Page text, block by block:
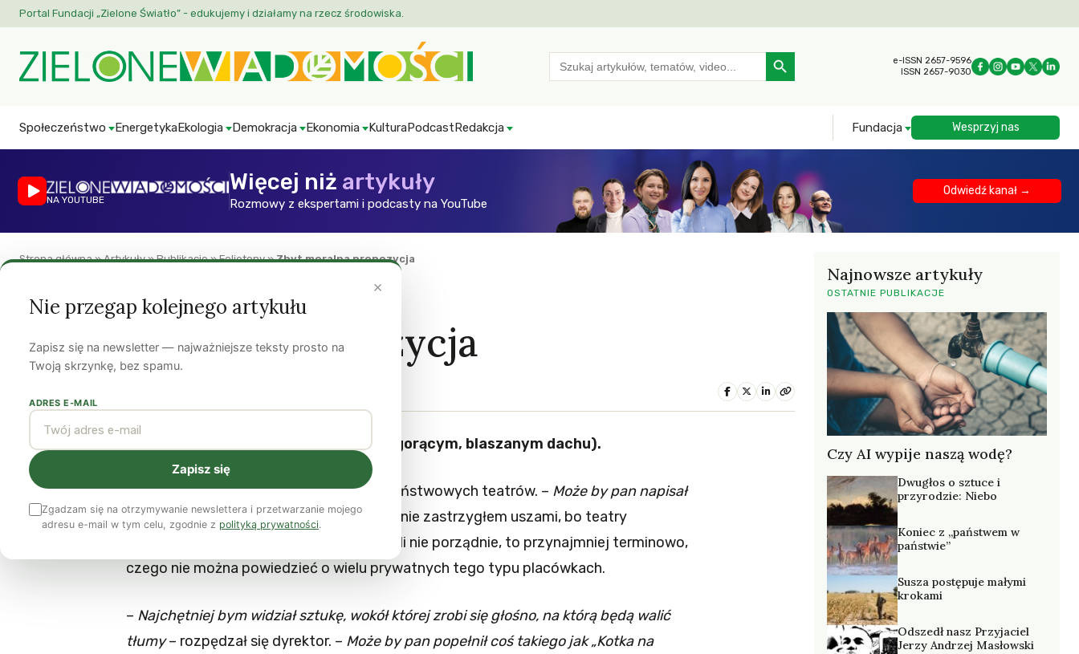
Portal Fundacji „Zielone Światło” - edukujemy i działamy na rzecz środowiska.
Search
for:
Search Button
e-ISSN 2657-9596
ISSN 2657-9030
Społeczeństwo EnergetykaEkologia Demokracja Ekonomia KulturaPodcastRedakcja Fundacja Wesprzyj nas
NA YOUTUBE
Więcej niż artykuły
Rozmowy z ekspertami i podcasty na YouTube
Odwiedź kanał →
Strona główna»Artykuły»Publikacje»Felietony»Zbyt moralna propozycja
Zbyt moralna propozycja
…czyli jak wysterylizowano kotkę (na gorącym, blaszanym dachu).
Zadzwonił do mnie dyrektor jednego z państwowych teatrów. – Może by pan napisał
dla nas komedię?– zaproponował. Radośnie zastrzygłem uszami, bo teatry
utrzymywane z publicznej kasy płacą, jeśli nie porządnie, to przynajmniej terminowo,
czego nie można powiedzieć o wielu prywatnych tego typu placówkach.
– Najchętniej bym widział sztukę, wokół której zrobi się głośno, na którą będą walić
tłumy– rozpędzał się dyrektor. – Może by pan popełnił coś takiego jak „Kotka na
Najnowsze artykuły
OSTATNIE PUBLIKACJE
Czy AI wypije naszą wodę?
Dwugłos o sztuce i
przyrodzie: Niebo
Koniec z „państwem w
państwie”
Susza postępuje małymi
krokami
Odszedł nasz Przyjaciel
Jerzy Andrzej Masłowski
×
Nie przegap kolejnego artykułu
Zapisz się na newsletter — najważniejsze teksty prosto na
Twoją skrzynkę, bez spamu.
ADRES E-MAIL
Zapisz się
Zgadzam się na otrzymywanie newslettera i przetwarzanie mojego
adresu e-mail w tym celu, zgodnie z polityką prywatności.